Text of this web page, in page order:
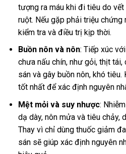
tượng ra máu khi đi tiêu do
ruột. Nếu gặp phải triệu chứng
kiểm tra và điều trị kịp thời.
Buồn nôn và nôn: Tiếp xúc
chưa nấu chín, như gỏi, thịt
sán và gây buồn nôn, khó
tốt nhất để xác định nguyên
Mệt mỏi và suy nhược:
dạ dày, nôn mửa và tiêu chảy,
Thay vì chỉ dùng thuốc giảm
sán sẽ giúp xác định nguyên